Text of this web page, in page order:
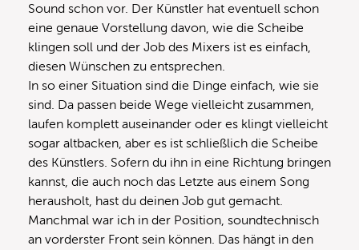
Sound schon vor. Der Künstler hat eventuell schon
eine genaue Vorstellung davon, wie die Scheibe
klingen soll und der Job des Mixers ist es einfach,
diesen Wünschen zu entsprechen.
In so einer Situation sind die Dinge einfach, wie sie
sind. Da passen beide Wege vielleicht zusammen,
laufen komplett auseinander oder es klingt vielleicht
sogar altbacken, aber es ist schließlich die Scheibe
des Künstlers. Sofern du ihn in eine Richtung bringen
kannst, die auch noch das Letzte aus einem Song
herausholt, hast du deinen Job gut gemacht.
Manchmal war ich in der Position, soundtechnisch
an vorderster Front sein können. Das hängt in den